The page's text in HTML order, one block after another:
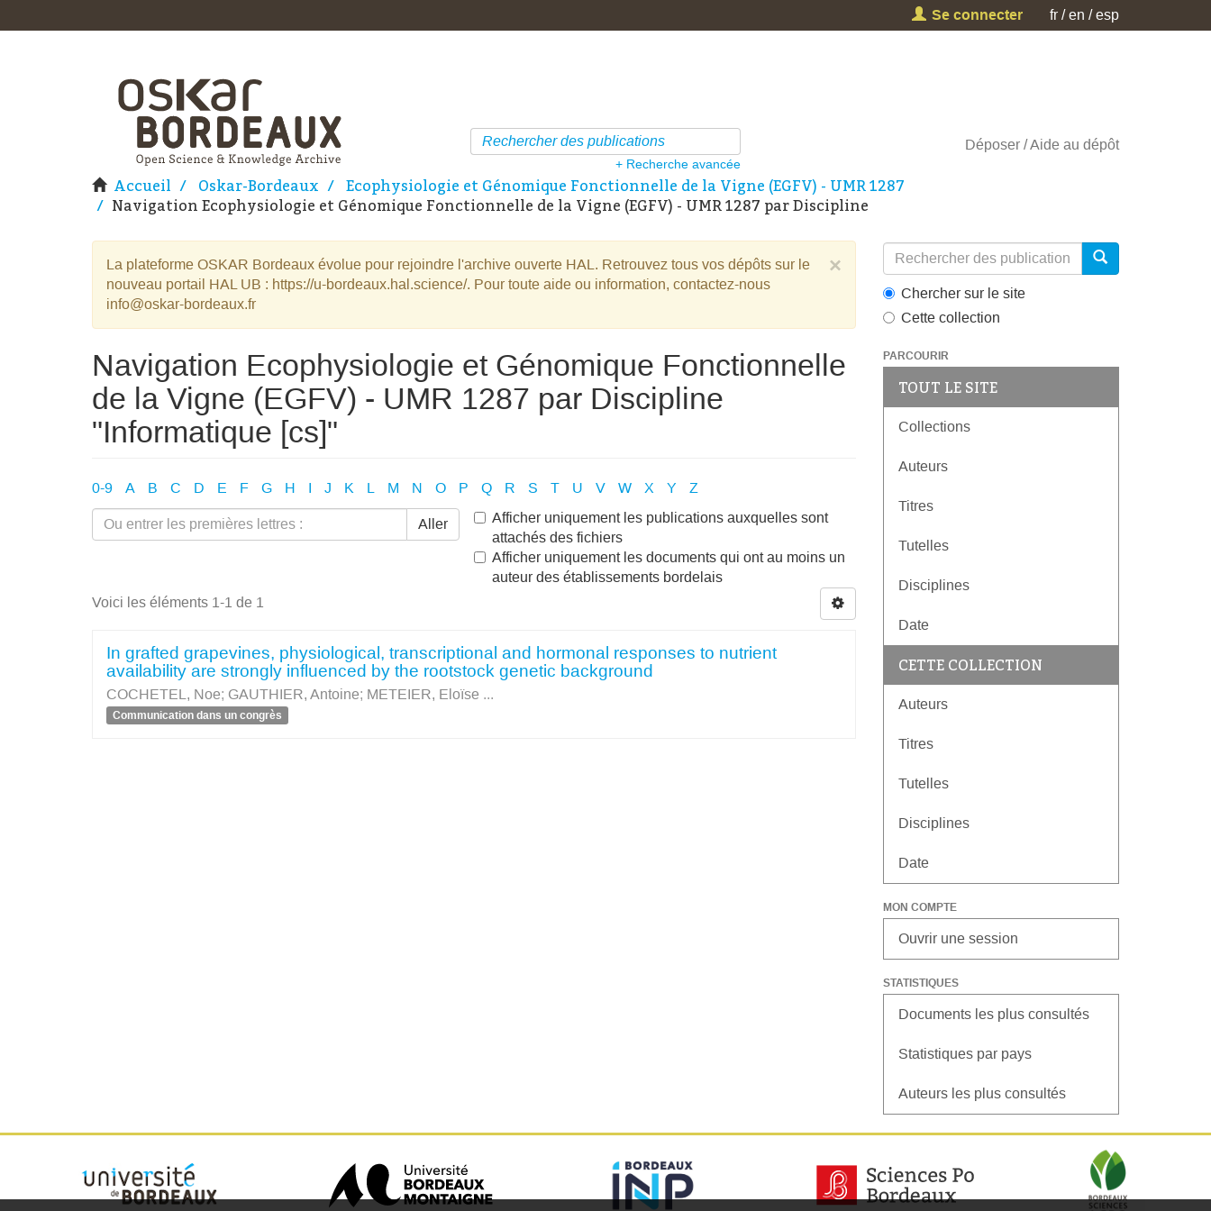
Se connecter fr en esp
+ Recherche avancée
Déposer Aide au dépôt
Accueil Oskar-Bordeaux
Ecophysiologie et Génomique Fonctionnelle de la Vigne (EGFV) - UMR 1287
Navigation Ecophysiologie et Génomique Fonctionnelle de la Vigne (EGFV) - UMR 1287 par Discipline
×
La plateforme OSKAR Bordeaux évolue pour rejoindre l'archive ouverte HAL. Retrouvez tous vos dépôts sur le
nouveau portail HAL UB : https://u-bordeaux.hal.science/. Pour toute aide ou information, contactez-nous
info@oskar-bordeaux.fr
Navigation Ecophysiologie et Génomique Fonctionnelle
de la Vigne (EGFV) - UMR 1287 par Discipline
"Informatique [cs]"
0-9 A B C D E F G H I J K L M N O P Q R S T U V W X Y Z
Aller
Afficher uniquement les publications auxquelles sont
attachés des fichiers
Afficher uniquement les documents qui ont au moins un
auteur des établissements bordelais
Voici les éléments 1-1 de 1
In grafted grapevines, physiological, transcriptional and hormonal responses to nutrient
availability are strongly influenced by the rootstock genetic background
COCHETEL, Noe; GAUTHIER, Antoine; METEIER, Eloïse ...
Communication dans un congrès
Chercher sur le site
Cette collection
PARCOURIR
TOUT LE SITE
Collections
Auteurs
Titres
Tutelles
Disciplines
Date
CETTE COLLECTION
Auteurs
Titres
Tutelles
Disciplines
Date
MON COMPTE
Ouvrir une session
STATISTIQUES
Documents les plus consultés
Statistiques par pays
Auteurs les plus consultés